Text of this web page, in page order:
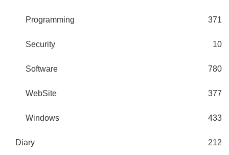
Programming 371
Security 10
Software 780
WebSite 377
Windows 433
Diary 212